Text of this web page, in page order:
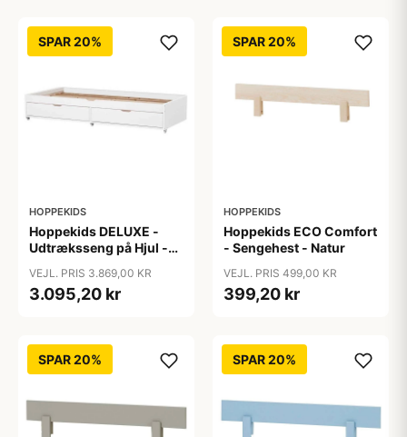
SPAR 20%
HOPPEKIDS
Hoppekids DELUXE -
Udtræksseng på Hjul -
VEJL. PRIS 3.869,00 KR
3.095,20 kr
SPAR 20%
HOPPEKIDS
Hoppekids ECO Comfort
- Sengehest - Natur
VEJL. PRIS 499,00 KR
399,20 kr
SPAR 20% SPAR 20%